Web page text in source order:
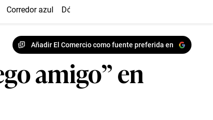
Corredor azul Dólar
Añadir El Comercio como fuente preferida en
amigo” en